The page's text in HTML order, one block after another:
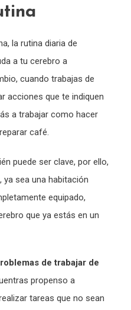
la rutina diaria de
a tu cerebro a
cuando trabajas de
acciones que te indiquen
a trabajar como hacer
café.
puede ser clave, por ello,
ya sea una habitación
equipado,
que ya estás en un
de trabajar de
propenso a
tareas que no sean